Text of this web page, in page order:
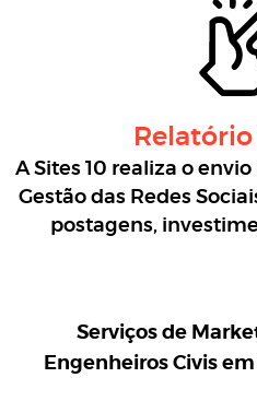
Relatório
A Sites 10 realiza o
Gestão das Redes
postagens,
Serviços de
Engenheiros Civis